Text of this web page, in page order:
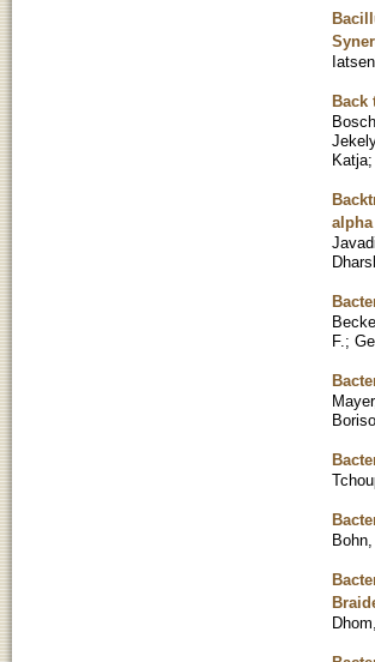
Back
Katja;
F. ;